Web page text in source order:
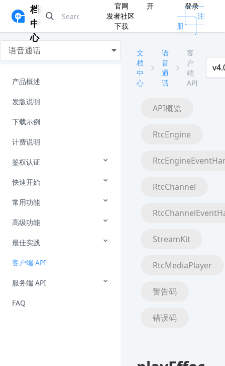
档
中
心
官网
开
发者社区
下载
登录
注
册
语音通话
产品概述
发版说明
下载示例
计费说明
鉴权认证
快速开始
常用功能
高级功能
最佳实践
客户端 API
服务端 API
FAQ
文
档
中
心
语
音
通
话
客
户
端
API
API概览
RtcEngine
RtcChannel
StreamKit
RtcMediaPlayer
警告码
错误码